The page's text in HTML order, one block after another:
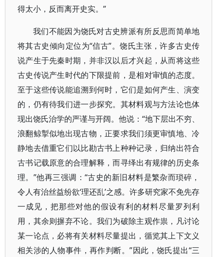
得太小，反而离开史实。”
我们不能因为饶氏对古史辨派有所反思而简单地
将其古史倾向定位为“信古”。饶氏主张，许多古史传
说产生于先秦时期，并非汉以后才兴起，从而将这些
古史传说产生时代的下限提前，是相对审慎的态度。
至于这些传说能追溯到何时，它们是如何产生、演变
的，仍有待我们进一步探究。其材料观与方法论也体
现出饶氏治学的严谨与开阔。他说：“地下层出不穷、
浪翻鲸掣似地出现古物，正要求我们须更审慎地、冷
静地去借重它们以比勘古书上种种记录，归纳出符合
古书记载原意的合理解释，而寻绎出有规律的历史条
理。”他再三强调：“古史的新旧材料是繁杂而琐碎，
令人有治丝益纷欲‘理还乱’之感。许多研究家不免先存
一成见，把那些对他的假设有利的材料尽量罗列利
用，其余则摒弃不论。我们为破除主观作祟，凡讨论
某一论点，必将有关材料尽量提出，循览其上下文义
相关涉的人物事件，再作判断。”因此，饶氏提出“三